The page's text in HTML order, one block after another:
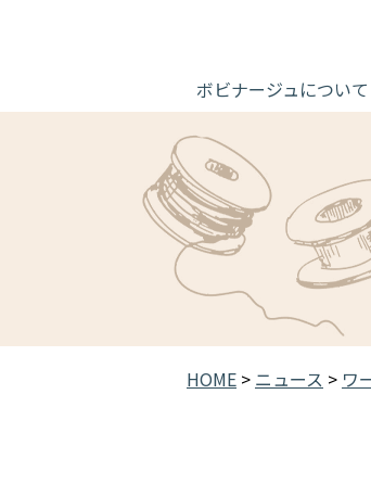
ボビナージュについて
HOME > ニュース > ワ